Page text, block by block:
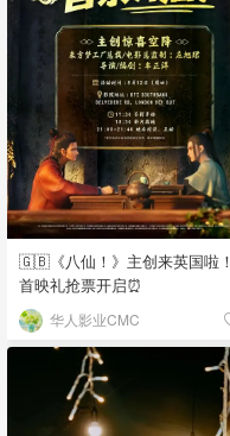
🇬🇧《八仙！》主创来英国啦！
首映礼抢票开启⏰
华人影业CMC